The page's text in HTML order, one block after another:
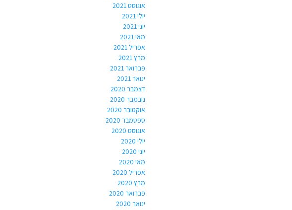
אוגוסט 2021
יולי 2021
יוני 2021
מאי 2021
אפריל 2021
מרץ 2021
פברואר 2021
ינואר 2021
דצמבר 2020
נובמבר 2020
אוקטובר 2020
ספטמבר 2020
אוגוסט 2020
יולי 2020
יוני 2020
מאי 2020
אפריל 2020
מרץ 2020
פברואר 2020
ינואר 2020